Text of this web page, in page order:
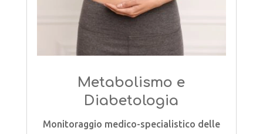
Metabolismo e
Diabetologia
Monitoraggio medico-specialistico delle